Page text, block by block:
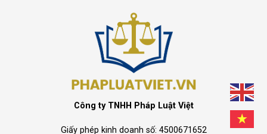
Công ty TNHH Pháp Luật Việt
Giấy phép kinh doanh số: 4500671652